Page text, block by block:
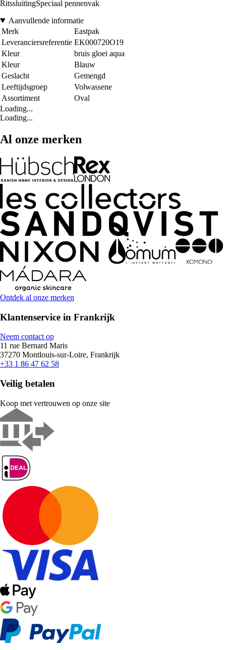
RitssluitingSpeciaal pennenvak
Aanvullende informatie
Merk
Eastpak
Leveranciersreferentie EK000720O19
Kleur
bruis gloei aqua
Kleur
Blauw
Geslacht
Gemengd
Leeftijdsgroep
Volwassene
Assortiment
Oval
Loading...
Loading...
Al onze merken
Ontdek al onze merken
Klantenservice in Frankrijk
Neem contact op
11 rue Bernard Maris
37270 Montlouis-sur-Loire, Frankrijk
+33 1 86 47 62 58
Veilig betalen
Koop met vertrouwen op onze site